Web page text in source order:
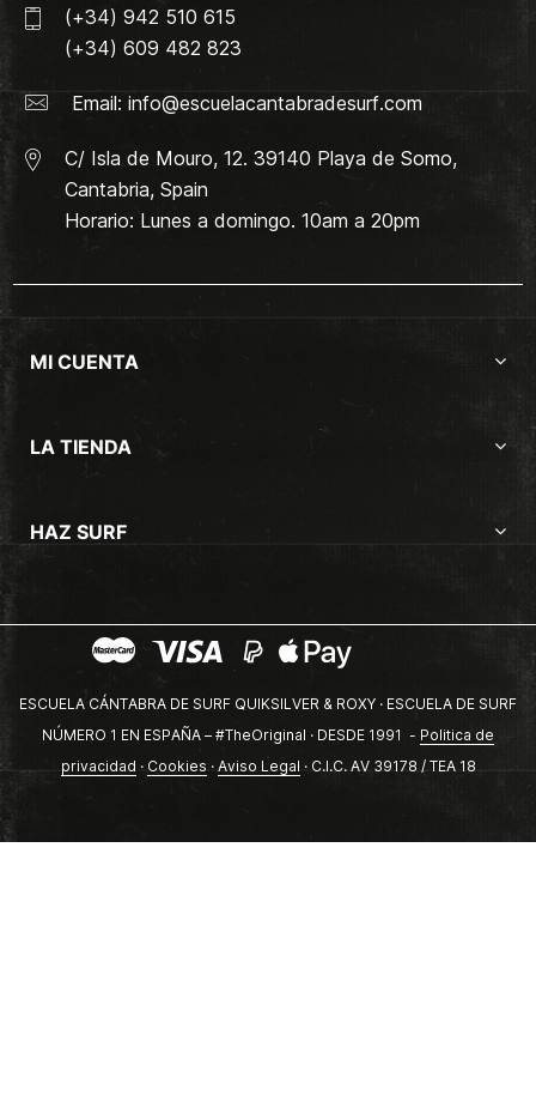
(+34) 942 510 615
(+34) 609 482 823
Email: info@escuelacantabradesurf.com
C/ Isla de Mouro, 12. 39140 Playa de Somo,
Cantabria, Spain
Horario: Lunes a domingo. 10am a 20pm
MI CUENTA
LA TIENDA
HAZ SURF
ESCUELA CÁNTABRA DE SURF QUIKSILVER & ROXY · ESCUELA DE SURF
NÚMERO 1 EN ESPAÑA – #TheOriginal · DESDE 1991 - Politica de
privacidad · Cookies · Aviso Legal · C.I.C. AV 39178 / TEA 18